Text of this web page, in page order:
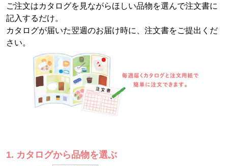
ご注文はカタログを見ながらほしい品物を選んで注文書に
記入するだけ。
カタログが届いた翌週のお届け時に、注文書をご提出くだ
さい。
1. カタログから品物を選ぶ